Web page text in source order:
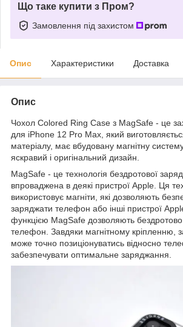
Що таке купити з Пром?
Замовлення під захистом
Опис Характеристики Доставка
Опис
Чохол Colored Ring Case з MagSafe - це
для iPhone 12 Pro Max, який
матеріалу, має вбудовану магнітну
яскравий і оригінальний дизайн.
MagSafe - це технологія бездротової
впроваджена в деякі пристрої Apple. Ця
використовує магніти, які дозволяють
заряджати телефон або інші пристрої
функцією MagSafe дозволяють
телефон. Завдяки магнітному кріпленню,
може точно позиціонуватись відносно
забезпечувати оптимальне заряджання.